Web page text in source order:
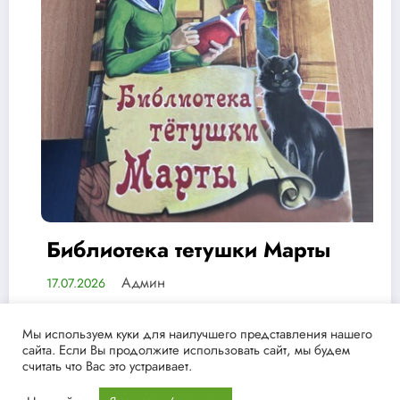
75 лет мудрости, смелости и
дружбы
Мы используем куки для наилучшего представления нашего
сайта. Если Вы продолжите использовать сайт, мы будем
считать что Вас это устраивает.